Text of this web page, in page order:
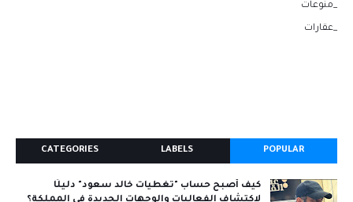
_منوعات
_عقارات
POPULAR
LABELS
CATEGORIES
كيف أصبح حساب "تغطيات خالد سعود" دليلًا